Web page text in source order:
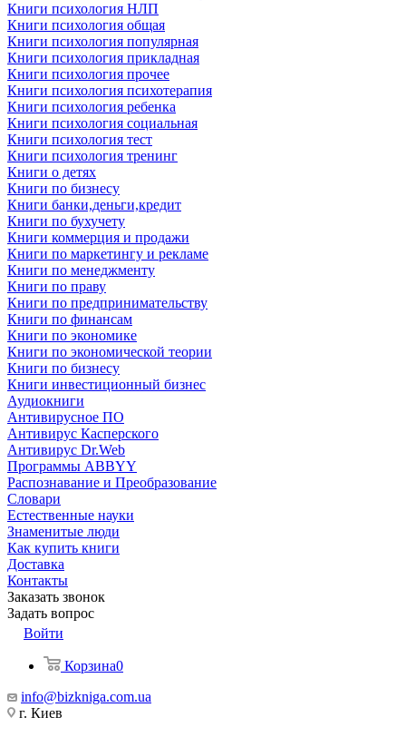
Книги психология НЛП
Книги психология общая
Книги психология популярная
Книги психология прикладная
Книги психология прочее
Книги психология психотерапия
Книги психология ребенка
Книги психология социальная
Книги психология тест
Книги психология тренинг
Книги о детях
Книги по бизнесу
Книги банки,деньги,кредит
Книги по бухучету
Книги коммерция и продажи
Книги по маркетингу и рекламе
Книги по менеджменту
Книги по праву
Книги по предпринимательству
Книги по финансам
Книги по экономике
Книги по экономической теории
Книги по бизнесу
Книги инвестиционный бизнес
Аудиокниги
Антивирусное ПО
Антивирус Касперского
Антивирус Dr.Web
Программы ABBYY
Распознавание и Преобразование
Словари
Естественные науки
Знаменитые люди
Как купить книги
Доставка
Контакты
Заказать звонок
Задать вопрос
Войти
Корзина0
info@bizkniga.com.ua
г. Киев